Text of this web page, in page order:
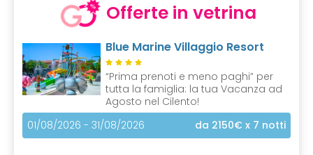
Offerte in vetrina
Blue Marine Villaggio Resort
“Prima prenoti e meno paghi” per
tutta la famiglia: la tua Vacanza ad
Agosto nel Cilento!
01/08/2026 - 31/08/2026
da 2150€ x 7 notti